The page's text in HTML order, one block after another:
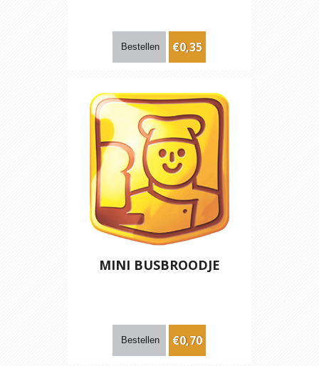
€0,35
MINI BUSBROODJE
€0,70